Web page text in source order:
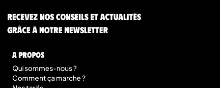
Recevez nos conseils et actualités
grâce à notre newsletter
A Propos
Qui sommes-nous ?
Comment ça marche ?